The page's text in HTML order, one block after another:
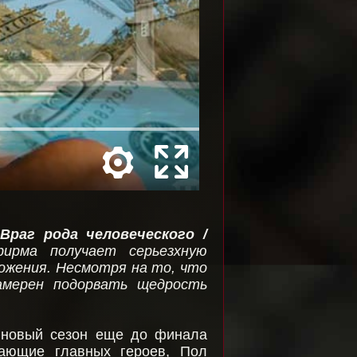
Враг рода человеческого /
получает серьезхную
Несмотря на то, что
подорвать щедрость
сезон еще до финала
главных героев, Пол